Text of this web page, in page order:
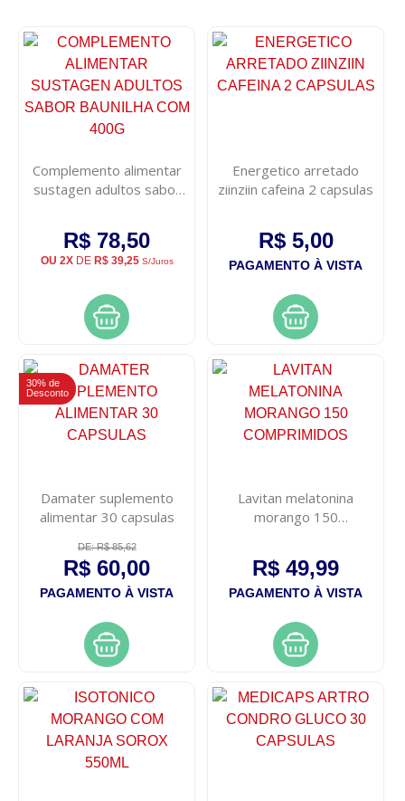
Complemento alimentar
sustagen adultos sabor
R$ 78,50
OU 2XDE R$ 39,25S/Juros
Energetico arretado
ziinziin cafeina 2 capsulas
R$ 5,00
PAGAMENTO À VISTA
30% de
Desconto
Damater suplemento
alimentar 30 capsulas
DE: R$ 85,62
R$ 60,00
PAGAMENTO À VISTA
Lavitan melatonina
morango 150
R$ 49,99
PAGAMENTO À VISTA